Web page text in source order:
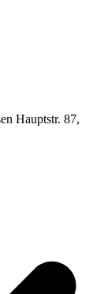
Hauptstr. 87,